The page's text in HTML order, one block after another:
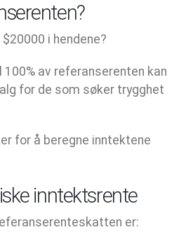
i hendene?
av referanserenten kan
for de som søker trygghet
for å beregne inntektene
inntektsrente
er: